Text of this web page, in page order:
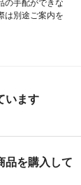
の手配ができな
は別途ご案内を
います
品を購入して